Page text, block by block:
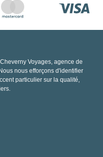
Voyages, agence de
nous efforçons d'identifier
particulier sur la qualité,